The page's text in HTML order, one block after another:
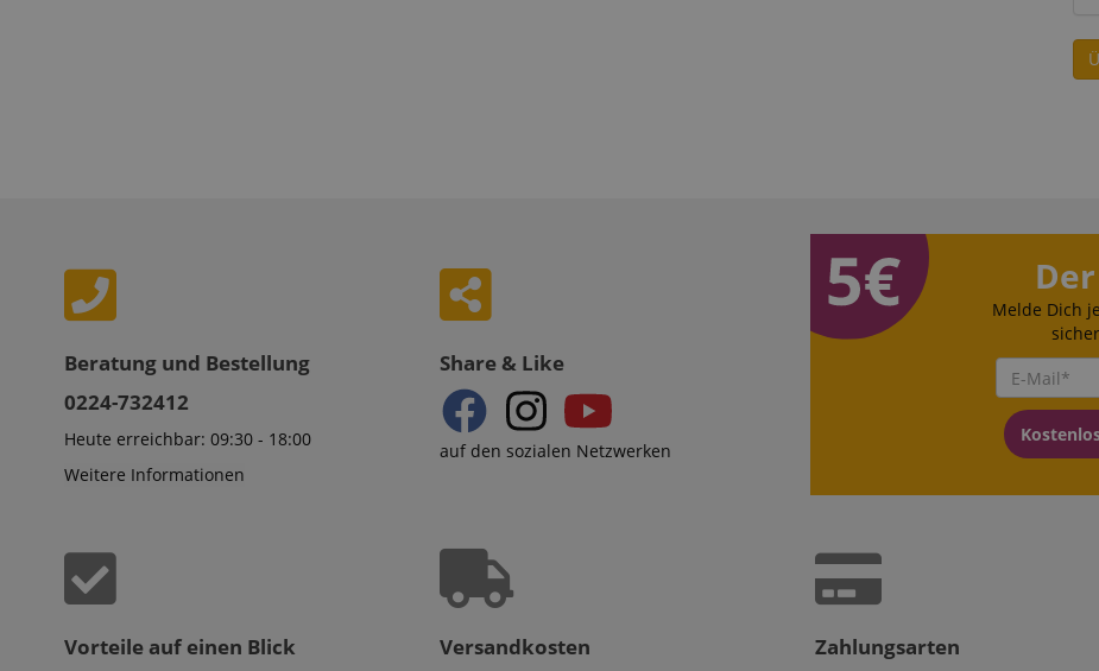
Melde Dich
Beratung und Bestellung
0224-732412
Heute erreichbar: 09:30 - 18:00
Weitere Informationen
Share & Like
auf den sozialen Netzwerken
Vorteile auf einen Blick Versandkosten Zahlungsarten
Enables remembering the state of zoovu assistant for a given end